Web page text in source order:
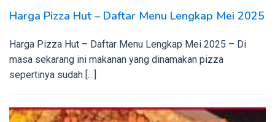
Harga Pizza Hut – Daftar Menu Lengkap Mei 2025
Harga Pizza Hut – Daftar Menu Lengkap Mei 2025 – Di
masa sekarang ini makanan yang dinamakan pizza
sepertinya sudah […]